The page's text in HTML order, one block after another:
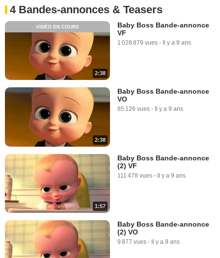
4 Bandes-annonces & Teasers
2:38
VIDÉO EN COURS
Baby Boss Bande-annonce
VF
1 028 879 vues - Il y a 9 ans
2:38
Baby Boss Bande-annonce
VO
85 126 vues - Il y a 9 ans
1:57
Baby Boss Bande-annonce
(2) VF
111 478 vues - Il y a 9 ans
Baby Boss Bande-annonce
(2) VO
9 877 vues - Il y a 9 ans